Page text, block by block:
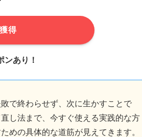
得
あり！
で終わらせず、次に生かすことで
し法まで、今すぐ使える実践的な方
めの具体的な道筋が見えてきます。